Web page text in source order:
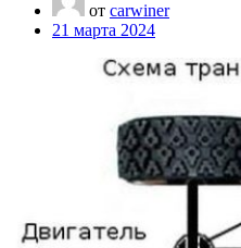
от carwiner
21 марта 2024